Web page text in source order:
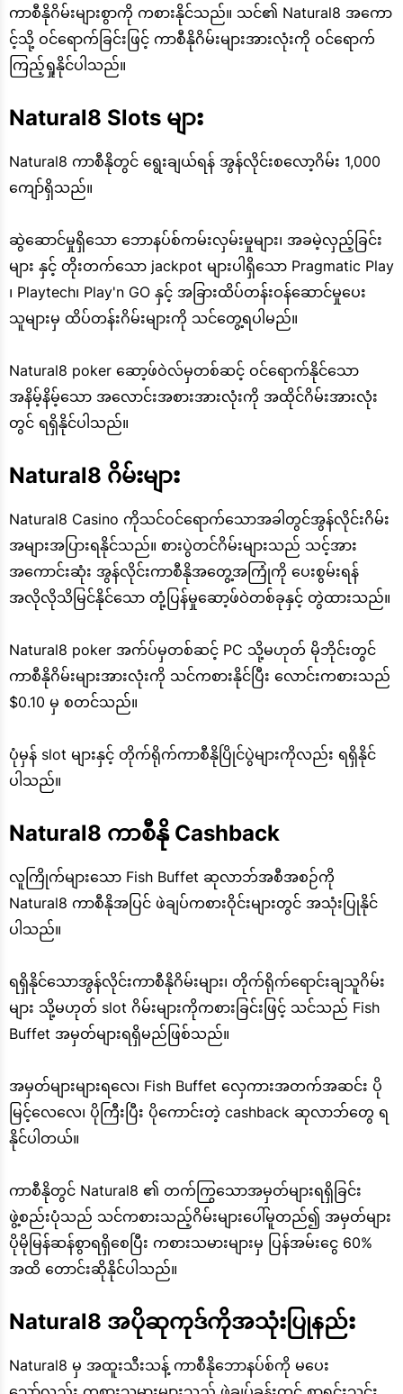
ကာစီနိုဂိမ်းများစွာကို ကစားနိုင်သည်။ သင်၏ Natural8 အကော
င့်သို့ ဝင်ရောက်ခြင်းဖြင့် ကာစီနိုဂိမ်းများအားလုံးကို ဝင်ရောက်
ကြည့်ရှုနိုင်ပါသည်။
Natural8 Slots များ
Natural8 ကာစီနိုတွင် ရွေးချယ်ရန် အွန်လိုင်းစလော့ဂိမ်း 1,000
ကျော်ရှိသည်။
ဆွဲဆောင်မှုရှိသော ဘောနပ်စ်ကမ်းလှမ်းမှုများ၊ အခမဲ့လှည့်ခြင်း
များ နှင့် တိုးတက်သော jackpot များပါရှိသော Pragmatic Play
၊ Playtech၊ Play'n GO နှင့် အခြားထိပ်တန်းဝန်ဆောင်မှုပေး
သူများမှ ထိပ်တန်းဂိမ်းများကို သင်တွေ့ရပါမည်။
Natural8 poker ဆော့ဖ်ဝဲလ်မှတစ်ဆင့် ဝင်ရောက်နိုင်သော
အနိမ့်နိမ့်သော အလောင်းအစားအားလုံးကို အထိုင်ဂိမ်းအားလုံး
တွင် ရရှိနိုင်ပါသည်။
Natural8 ဂိမ်းများ
Natural8 Casino ကိုသင်ဝင်ရောက်သောအခါတွင်အွန်လိုင်းဂိမ်း
အများအပြားရနိုင်သည်။ စားပွဲတင်ဂိမ်းများသည် သင့်အား
အကောင်းဆုံး အွန်လိုင်းကာစီနိုအတွေ့အကြုံကို ပေးစွမ်းရန်
အလိုလိုသိမြင်နိုင်သော တုံ့ပြန်မှုဆော့ဖ်ဝဲတစ်ခုနှင့် တွဲထားသည်။
Natural8 poker အက်ပ်မှတစ်ဆင့် PC သို့မဟုတ် မိုဘိုင်းတွင်
ကာစီနိုဂိမ်းများအားလုံးကို သင်ကစားနိုင်ပြီး လောင်းကစားသည်
$0.10 မှ စတင်သည်။
ပုံမှန် slot များနှင့် တိုက်ရိုက်ကာစီနိုပြိုင်ပွဲများကိုလည်း ရရှိနိုင်
ပါသည်။
Natural8 ကာစီနို Cashback
လူကြိုက်များသော Fish Buffet ဆုလာဘ်အစီအစဉ်ကို
Natural8 ကာစီနိုအပြင် ဖဲချပ်ကစားဝိုင်းများတွင် အသုံးပြုနိုင်
ပါသည်။
ရရှိနိုင်သောအွန်လိုင်းကာစီနိုဂိမ်းများ၊ တိုက်ရိုက်ရောင်းချသူဂိမ်း
များ သို့မဟုတ် slot ဂိမ်းများကိုကစားခြင်းဖြင့် သင်သည် Fish
Buffet အမှတ်များရရှိမည်ဖြစ်သည်။
အမှတ်များများရလေ၊ Fish Buffet လှေကားအတက်အဆင်း ပို
မြင့်လေလေ၊ ပိုကြီးပြီး ပိုကောင်းတဲ့ cashback ဆုလာဘ်တွေ ရ
နိုင်ပါတယ်။
ကာစီနိုတွင် Natural8 ၏ တက်ကြွသောအမှတ်များရရှိခြင်း
ဖွဲ့စည်းပုံသည် သင်ကစားသည့်ဂိမ်းများပေါ်မူတည်၍ အမှတ်များ
ပိုမိုမြန်ဆန်စွာရရှိစေပြီး ကစားသမားများမှ ပြန်အမ်းငွေ 60%
အထိ တောင်းဆိုနိုင်ပါသည်။
Natural8 အပိုဆုကုဒ်ကိုအသုံးပြုနည်း
Natural8 မှ အထူးသီးသန့် ကာစီနိုဘောနပ်စ်ကို မပေး